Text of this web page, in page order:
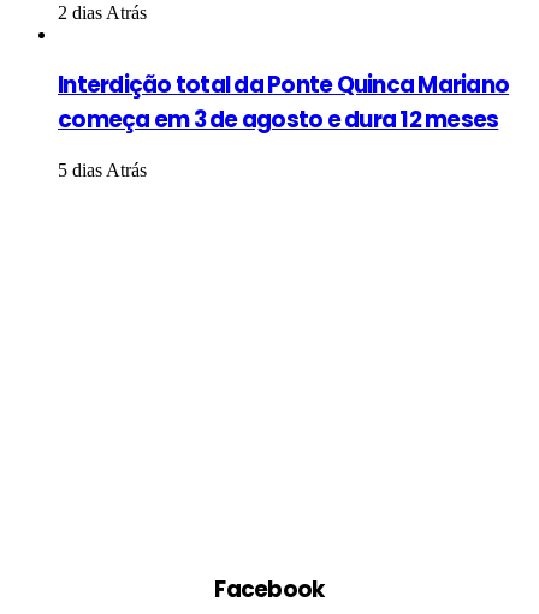
2 dias Atrás
Interdição total da Ponte Quinca Mariano
começa em 3 de agosto e dura 12 meses
5 dias Atrás
Facebook